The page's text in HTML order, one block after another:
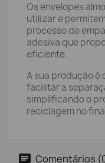
Os envelopes
utilizar e
processo de
adesiva que
eficiente.
A sua produção é
facilitar a
simplificando o
reciclagem no
Comentários